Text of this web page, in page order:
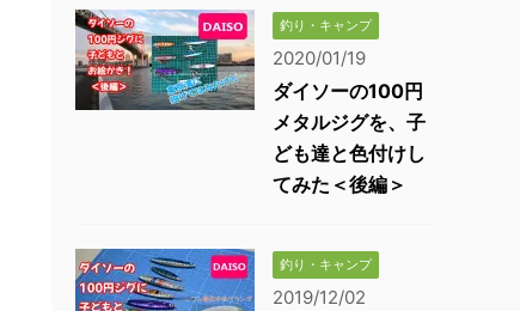
釣り・キャンプ
2020/01/19
ダイソーの100円
メタルジグを、子
ども達と色付けし
てみた＜後編＞
釣り・キャンプ
2019/12/02